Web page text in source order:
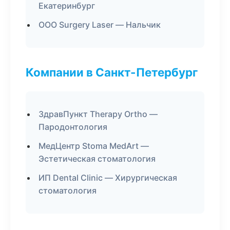
Екатеринбург
ООО Surgery Laser — Нальчик
Компании в Санкт-Петербург
ЗдравПункт Therapy Ortho —
Пародонтология
МедЦентр Stoma MedArt —
Эстетическая стоматология
ИП Dental Clinic — Хирургическая
стоматология